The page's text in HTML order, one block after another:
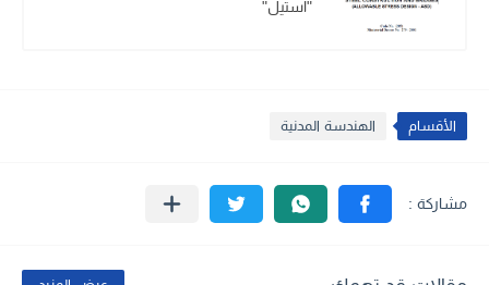
"استيل"
الأقسام الهندسة المدنية